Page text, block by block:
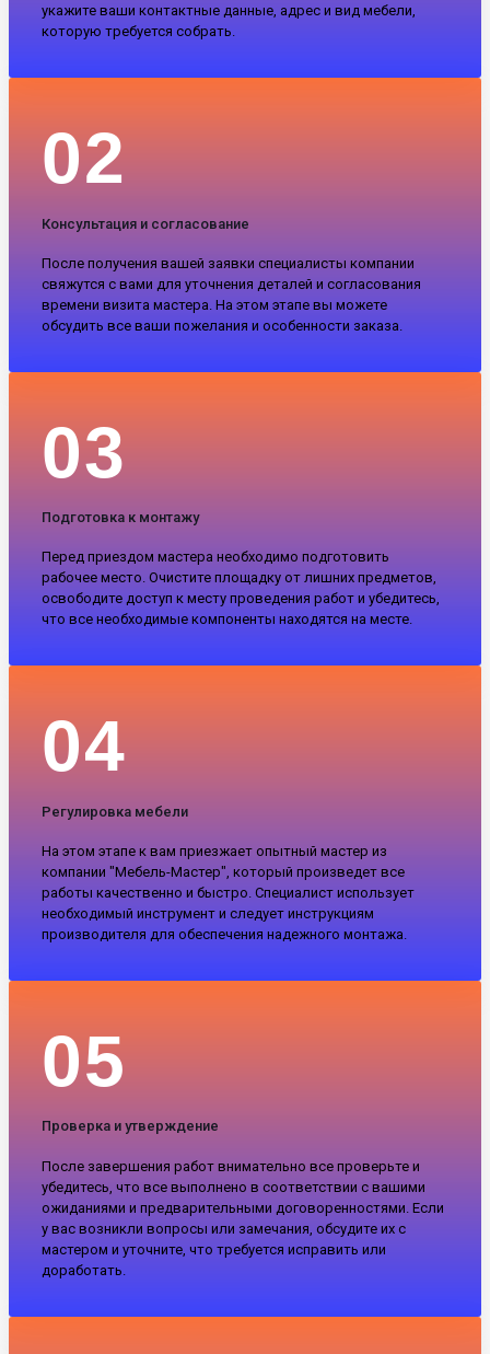
укажите ваши контактные данные, адрес и вид мебели,
которую требуется собрать.
02
Консультация и согласование
После получения вашей заявки специалисты компании
свяжутся с вами для уточнения деталей и согласования
времени визита мастера. На этом этапе вы можете
обсудить все ваши пожелания и особенности заказа.
03
Подготовка к монтажу
Перед приездом мастера необходимо подготовить
рабочее место. Очистите площадку от лишних предметов,
освободите доступ к месту проведения работ и убедитесь,
что все необходимые компоненты находятся на месте.
04
Регулировка мебели
На этом этапе к вам приезжает опытный мастер из
компании "Мебель-Мастер", который произведет все
работы качественно и быстро. Специалист использует
необходимый инструмент и следует инструкциям
производителя для обеспечения надежного монтажа.
05
Проверка и утверждение
После завершения работ внимательно все проверьте и
убедитесь, что все выполнено в соответствии с вашими
ожиданиями и предварительными договоренностями. Если
у вас возникли вопросы или замечания, обсудите их с
мастером и уточните, что требуется исправить или
доработать.